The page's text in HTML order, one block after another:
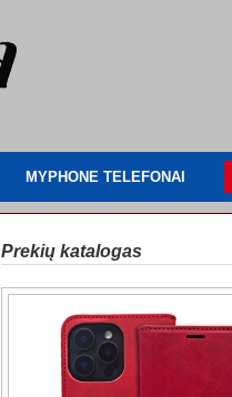
MYPHONE TELEFONAI
Prekių katalogas